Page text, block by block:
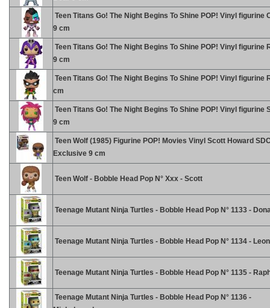
Teen Titans Go! The Night Begins To Shine POP! Vinyl figurine
9 cm
Teen Titans Go! The Night Begins To Shine POP! Vinyl figurine
9 cm
Teen Titans Go! The Night Begins To Shine POP! Vinyl figurine
cm
Teen Titans Go! The Night Begins To Shine POP! Vinyl figurine
9 cm
Teen Wolf (1985) Figurine POP! Movies Vinyl Scott Howard
Exclusive 9 cm
Teen Wolf - Bobble Head Pop N° Xxx - Scott
Teenage Mutant Ninja Turtles - Bobble Head Pop N° 1133 -
Teenage Mutant Ninja Turtles - Bobble Head Pop N° 1134 -
Teenage Mutant Ninja Turtles - Bobble Head Pop N° 1135 -
Teenage Mutant Ninja Turtles - Bobble Head Pop N° 1136 -